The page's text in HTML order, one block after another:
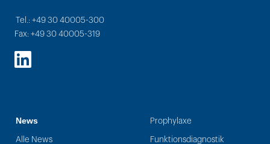
Tel.: +49 30 40005-300
Fax: +49 30 40005-319
LinkedIn
News
Alle News
Prophylaxe
Funktionsdiagnostik